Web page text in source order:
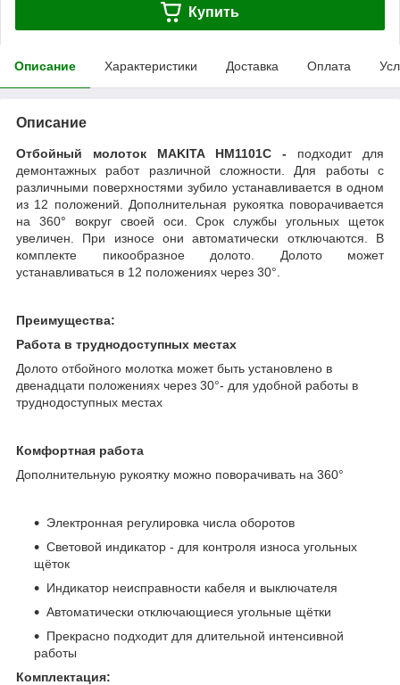
Купить
Описание Характеристики Доставка Оплата
Описание
Отбойный молоток MAKITA HM1101C - подходит для
демонтажных работ различной сложности. Для работы с
различными поверхностями зубило устанавливается в одном
из 12 положений. Дополнительная рукоятка поворачивается
на 360° вокруг своей оси. Срок службы угольных щеток
увеличен. При износе они автоматически отключаются. В
комплекте пикообразное долото. Долото может
устанавливаться в 12 положениях через 30°.
Преимущества:
Работа в труднодоступных местах
Долото отбойного молотка может быть установлено в
двенадцати положениях через 30°- для удобной работы в
труднодоступных местах
Комфортная работа
Дополнительную рукоятку можно поворачивать на 360°
Электронная регулировка числа оборотов
Световой индикатор - для контроля износа угольных
щёток
Индикатор неисправности кабеля и выключателя
Автоматически отключающиеся угольные щётки
Прекрасно подходит для длительной интенсивной
работы
Комплектация: